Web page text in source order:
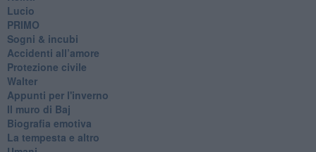
Lucio
PRIMO
Sogni & incubi
Accidenti all’amore
Protezione civile
Walter
Appunti per l'inverno
Il muro di Baj
Biografia emotiva
La tempesta e altro